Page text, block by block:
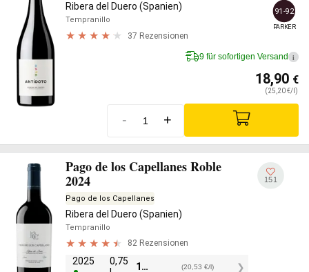
Ribera del Duero (Spanien)
Tempranillo
37 Rezensionen
91-92
PARKER
9 für sofortigen Versand i
18,90 €
(25,20 €/l)
- +
Pago de los Capellanes Roble
2024
Pago de los Capellanes
Ribera del Duero (Spanien)
Tempranillo
82 Rezensionen
2025
0,75
15,40 (20,53 €/l)
151